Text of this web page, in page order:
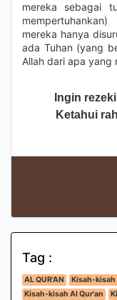
mereka sebagai
mereka hanya
ada Tuhan (yang
Allah dari apa yang
Ingin
Ketahui
Tag :
AL QUR'AN
Kisah-kisah
Kisah-kisah Al Qur'an